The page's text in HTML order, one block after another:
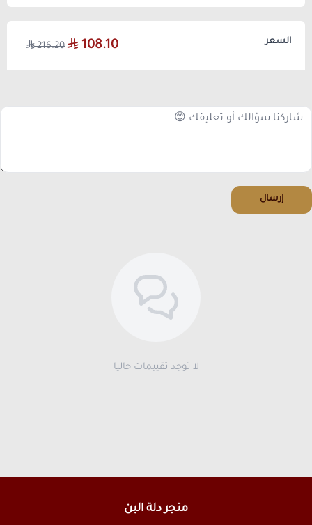
السعر 108.10
216.20
إرسال
لا توجد تقييمات حاليا
متجر دلة البن